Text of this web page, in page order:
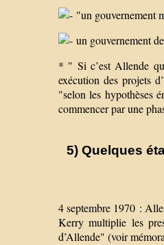
"un gouvernement
un gouvernement
* " Si c’est Allende
exécution des projets
"selon les hypothèses
commencer par une
5) Quelques
4 septembre 1970 :
Kerry multiplie les
d’Allende" (voir